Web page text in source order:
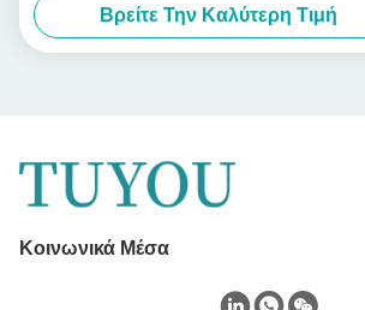
Βρείτε Την Καλύτερη Τιμή
Κοινωνικά Μέσα